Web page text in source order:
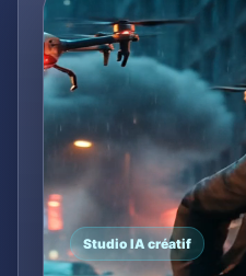
Studio IA créatif